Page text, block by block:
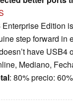
Edition
step forward
have USB4
Mediano,
: 80% precio: